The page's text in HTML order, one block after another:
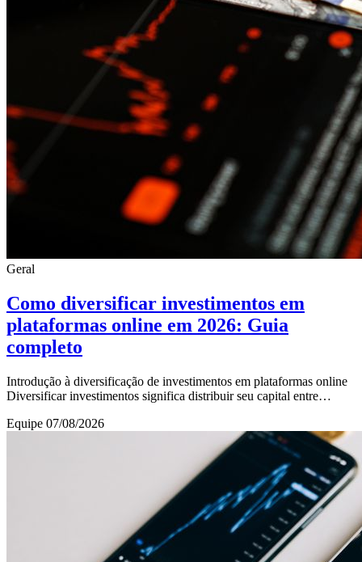
Geral
Como diversificar investimentos em
plataformas online em 2026: Guia
completo
Introdução à diversificação de investimentos em plataformas online
Diversificar investimentos significa distribuir seu capital entre
Equipe 07/08/2026